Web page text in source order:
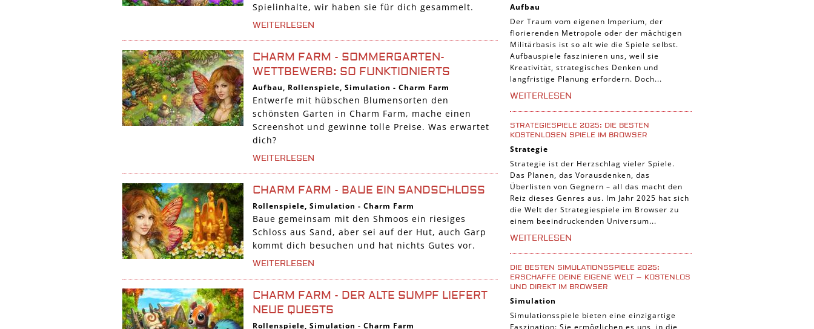
Spielinhalte, wir haben sie für dich gesammelt.
WEITERLESEN
CHARM FARM - SOMMERGARTEN-
WETTBEWERB: SO FUNKTIONIERTS
Aufbau, Rollenspiele, Simulation - Charm Farm
Entwerfe mit hübschen Blumensorten den
schönsten Garten in Charm Farm, mache einen
Screenshot und gewinne tolle Preise. Was erwartet
dich?
WEITERLESEN
CHARM FARM - BAUE EIN SANDSCHLOSS
Rollenspiele, Simulation - Charm Farm
Baue gemeinsam mit den Shmoos ein riesiges
Schloss aus Sand, aber sei auf der Hut, auch Garp
kommt dich besuchen und hat nichts Gutes vor.
WEITERLESEN
CHARM FARM - DER ALTE SUMPF LIEFERT
NEUE QUESTS
Rollenspiele, Simulation - Charm Farm
Aufbau
Der Traum vom eigenen Imperium, der
florierenden Metropole oder der mächtigen
Militärbasis ist so alt wie die Spiele selbst.
Aufbauspiele faszinieren uns, weil sie
Kreativität, strategisches Denken und
langfristige Planung erfordern. Doch...
WEITERLESEN
STRATEGIESPIELE 2025: DIE BESTEN
KOSTENLOSEN SPIELE IM BROWSER
Strategie
Strategie ist der Herzschlag vieler Spiele.
Das Planen, das Vorausdenken, das
Überlisten von Gegnern – all das macht den
Reiz dieses Genres aus. Im Jahr 2025 hat sich
die Welt der Strategiespiele im Browser zu
einem beeindruckenden Universum...
WEITERLESEN
DIE BESTEN SIMULATIONSSPIELE 2025:
ERSCHAFFE DEINE EIGENE WELT – KOSTENLOS
UND DIREKT IM BROWSER
Simulation
Simulationsspiele bieten eine einzigartige
Faszination: Sie ermöglichen es uns, in die